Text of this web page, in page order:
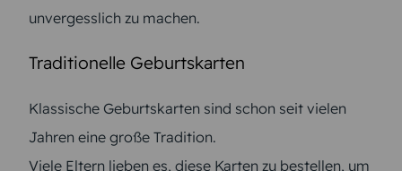
unvergesslich zu machen.
Traditionelle Geburtskarten
Klassische Geburtskarten sind schon seit vielen
Jahren eine große Tradition.
Viele Eltern lieben es, diese Karten zu bestellen, um